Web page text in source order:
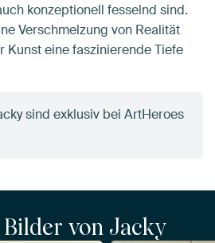
konzeptionell fesselnd sind.
Verschmelzung von Realität
Kunst eine faszinierende Tiefe
sind exklusiv bei ArtHeroes
von Jacky